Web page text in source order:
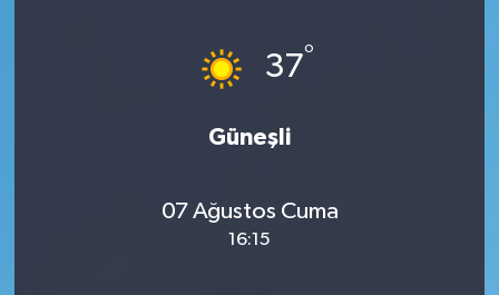
37°
Güneşli
07 Ağustos Cuma
16:15